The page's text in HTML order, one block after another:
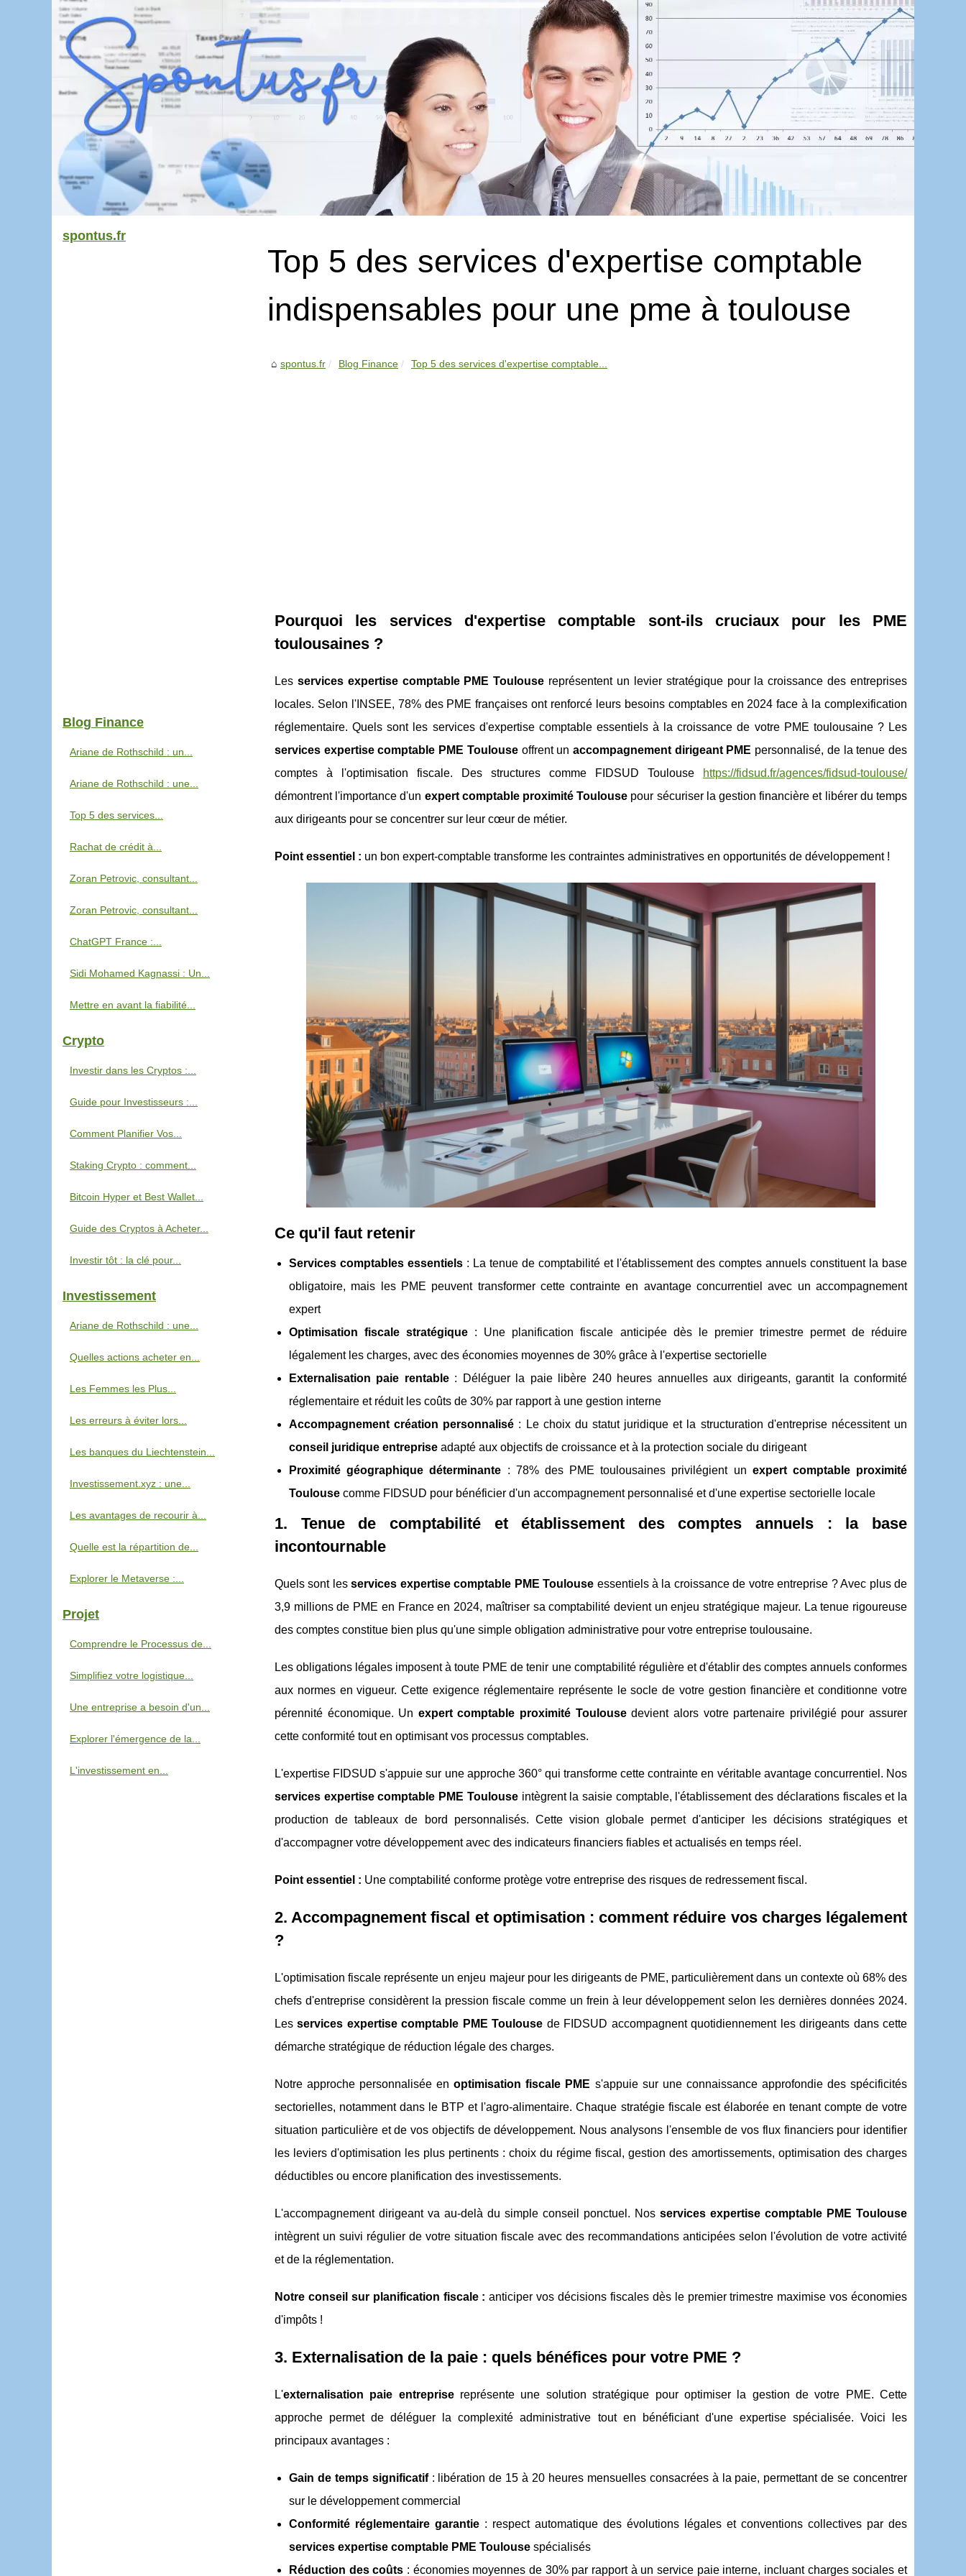
Top 5 des services d'expertise comptable
indispensables pour une pme à toulouse
spontus.fr Blog Finance Top 5 des services d'expertise comptable...
Pourquoi les services d'expertise comptable sont-ils cruciaux pour les PME
toulousaines ?
Les services expertise comptable PME Toulouse représentent un levier stratégique pour la croissance des entreprises
locales. Selon l'INSEE, 78% des PME françaises ont renforcé leurs besoins comptables en 2024 face à la complexification
réglementaire. Quels sont les services d'expertise comptable essentiels à la croissance de votre PME toulousaine ? Les
services expertise comptable PME Toulouseoffrent unaccompagnement dirigeant PME personnalisé, de la tenue des
comptes à l'optimisation fiscale. Des structures comme FIDSUD Toulouse
https://fidsud.fr/agences/fidsud-toulouse/
démontrent l'importance d'un expert comptable proximité Toulouse pour sécuriser la gestion financière et libérer du temps
aux dirigeants pour se concentrer sur leur cœur de métier.
Point essentiel : un bon expert-comptable transforme les contraintes administratives en opportunités de développement !
Ce qu'il faut retenir
Services comptables essentiels : La tenue de comptabilité et l'établissement des comptes annuels constituent la base
obligatoire, mais les PME peuvent transformer cette contrainte en avantage concurrentiel avec un accompagnement
expert
Optimisation fiscale stratégique : Une planification fiscale anticipée dès le premier trimestre permet de réduire
légalement les charges, avec des économies moyennes de 30% grâce à l'expertise sectorielle
Externalisation paie rentable: Déléguer la paie libère 240 heures annuelles aux dirigeants, garantit la conformité
réglementaire et réduit les coûts de 30% par rapport à une gestion interne
Accompagnement création personnalisé : Le choix du statut juridique et la structuration d'entreprise nécessitent un
conseil juridique entreprise adapté aux objectifs de croissance et à la protection sociale du dirigeant
Proximité géographique déterminante : 78% des PME toulousaines privilégient un expert comptable proximité
Toulouse comme FIDSUD pour bénéficier d'un accompagnement personnalisé et d'une expertise sectorielle locale
1. Tenue de comptabilité et établissement des comptes annuels : la base
incontournable
Quels sont lesservices expertise comptable PME Toulouse essentiels à la croissance de votre entreprise ? Avec plus de
3,9 millions de PME en France en 2024, maîtriser sa comptabilité devient un enjeu stratégique majeur. La tenue rigoureuse
des comptes constitue bien plus qu'une simple obligation administrative pour votre entreprise toulousaine.
Les obligations légales imposent à toute PME de tenir une comptabilité régulière et d'établir des comptes annuels conformes
aux normes en vigueur. Cette exigence réglementaire représente le socle de votre gestion financière et conditionne votre
pérennité économique. Un expert comptable proximité Toulousedevient alors votre partenaire privilégié pour assurer
cette conformité tout en optimisant vos processus comptables.
L'expertise FIDSUD s'appuie sur une approche 360° qui transforme cette contrainte en véritable avantage concurrentiel. Nos
services expertise comptable PME Toulouseintègrent la saisie comptable, l'établissement des déclarations fiscales et la
production de tableaux de bord personnalisés. Cette vision globale permet d'anticiper les décisions stratégiques et
d'accompagner votre développement avec des indicateurs financiers fiables et actualisés en temps réel.
Point essentiel : Une comptabilité conforme protège votre entreprise des risques de redressement fiscal.
2. Accompagnement fiscal et optimisation : comment réduire vos charges légalement
?
L'optimisation fiscale représente un enjeu majeur pour les dirigeants de PME, particulièrement dans un contexte où 68% des
chefs d'entreprise considèrent la pression fiscale comme un frein à leur développement selon les dernières données 2024.
Lesservices expertise comptable PME Toulouse de FIDSUD accompagnent quotidiennement les dirigeants dans cette
démarche stratégique de réduction légale des charges.
Notre approche personnalisée enoptimisation fiscale PME s'appuie sur une connaissance approfondie des spécificités
sectorielles, notamment dans le BTP et l'agro-alimentaire. Chaque stratégie fiscale est élaborée en tenant compte de votre
situation particulière et de vos objectifs de développement. Nous analysons l'ensemble de vos flux financiers pour identifier
les leviers d'optimisation les plus pertinents : choix du régime fiscal, gestion des amortissements, optimisation des charges
déductibles ou encore planification des investissements.
L'accompagnement dirigeant va au-delà du simple conseil ponctuel. Nos services expertise comptable PME Toulouse
intègrent un suivi régulier de votre situation fiscale avec des recommandations anticipées selon l'évolution de votre activité
et de la réglementation.
Notre conseil sur planification fiscale : anticiper vos décisions fiscales dès le premier trimestre maximise vos économies
d'impôts !
3. Externalisation de la paie : quels bénéfices pour votre PME ?
L'externalisation paie entreprisereprésente une solution stratégique pour optimiser la gestion de votre PME. Cette
approche permet de déléguer la complexité administrative tout en bénéficiant d'une expertise spécialisée. Voici les
principaux avantages :
Gain de temps significatif: libération de 15 à 20 heures mensuelles consacrées à la paie, permettant de se concentrer
sur le développement commercial
Conformité réglementaire garantie : respect automatique des évolutions légales et conventions collectives par des
services expertise comptable PME Toulouse spécialisés
Réduction des coûts : économies moyennes de 30% par rapport à un service paie interne, incluant charges sociales et
spontus.fr
Blog Finance
Ariane de Rothschild : un...
Ariane de Rothschild : une...
Top 5 des services...
Rachat de crédit à...
Zoran Petrovic, consultant...
Zoran Petrovic, consultant...
ChatGPT France :...
Sidi Mohamed Kagnassi : Un...
Mettre en avant la fiabilité...
Crypto
Investir dans les Cryptos :...
Guide pour Investisseurs :...
Comment Planifier Vos...
Staking Crypto : comment...
Bitcoin Hyper et Best Wallet...
Guide des Cryptos à Acheter...
Investir tôt : la clé pour...
Investissement
Ariane de Rothschild : une...
Quelles actions acheter en...
Les Femmes les Plus...
Les erreurs à éviter lors...
Les banques du Liechtenstein...
Investissement.xyz : une...
Les avantages de recourir à...
Quelle est la répartition de...
Explorer le Metaverse :...
Projet
Comprendre le Processus de...
Simplifiez votre logistique...
Une entreprise a besoin d'un...
Explorer l'émergence de la...
L'investissement en...